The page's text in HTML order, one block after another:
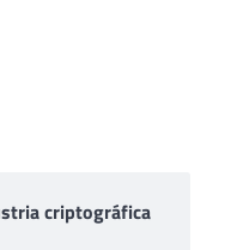
criptográfica